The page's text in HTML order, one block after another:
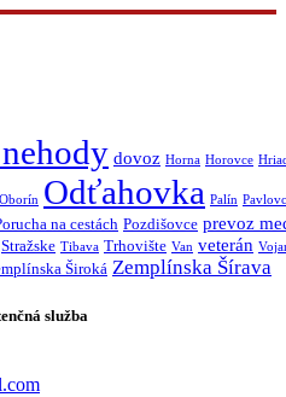
dovoz Horna Horovce
Oborín Odťahovka Palín
na cestách Pozdišovce prevoz
Stražske Tibava Trhovište Van veterán
Široká Zemplínska Šírava
služba